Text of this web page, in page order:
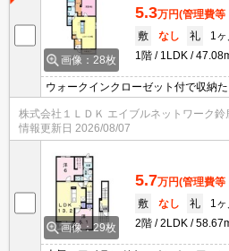
画像：28枚
5.3万円(管理費等
敷
なし 礼
1ヶ
1階
1LDK
ウォークインクローゼット付で収納
ッチン★
株式会社１ＬＤＫ エイブルネットワーク鈴
情報更新日 2026/08/07
画像：29枚
5.7万円(管理費等
敷
なし 礼
1ヶ
2階
2LDK